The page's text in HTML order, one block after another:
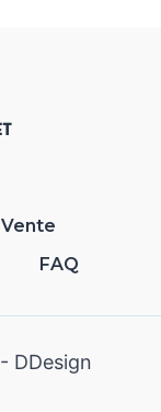
FAQ
DDesign